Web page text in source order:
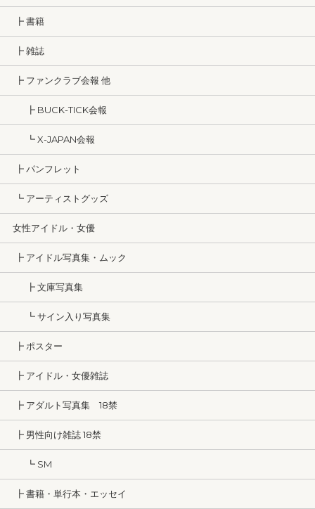
┣ 書籍
┣ 雑誌
┣ ファンクラブ会報 他
┣ BUCK-TICK会報
┗ X-JAPAN会報
┣ パンフレット
┗ アーティストグッズ
女性アイドル・女優
┣ アイドル写真集・ムック
┣ 文庫写真集
┗ サイン入り写真集
┣ ポスター
┣ アイドル・女優雑誌
┣ アダルト写真集 18禁
┣ 男性向け雑誌 18禁
┗ SM
┣ 書籍・単行本・エッセイ